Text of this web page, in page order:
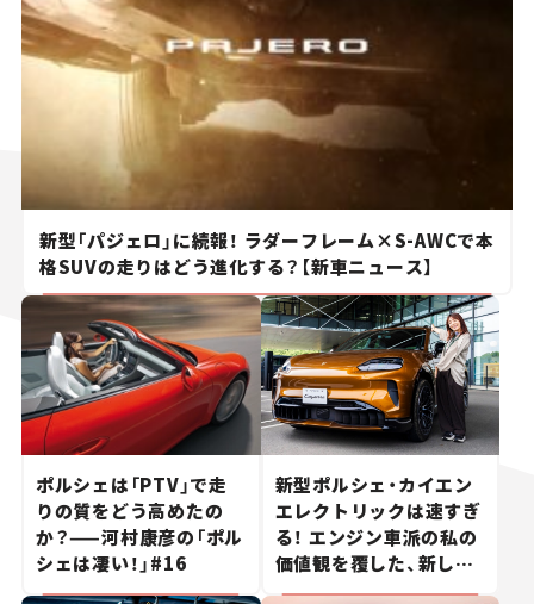
新型「パジェロ」に続報！ ラダーフレーム×S-AWCで本
格SUVの走りはどう進化する？【新車ニュース】
ポルシェは「PTV」で走
りの質をどう高めたの
か？——河村康彦の「ポル
シェは凄い！」#16
新型ポルシェ・カイエン
エレクトリックは速すぎ
る！ エンジン車派の私の
価値観を覆した、新しい
ポルシェの走り。